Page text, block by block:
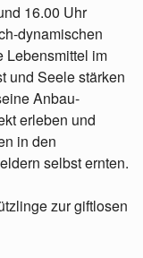
16.00 Uhr
dynamischen
Lebensmittel im
und Seele stärken
Anbau-
erleben und
in den
selbst ernten.
zur giftlosen